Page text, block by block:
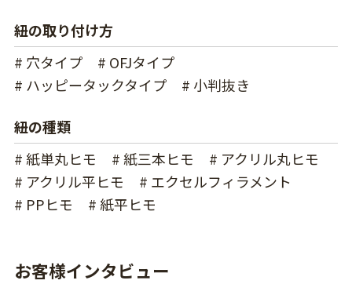
紐の取り付け方
# 穴タイプ
# OFJタイプ
# ハッピータックタイプ
# 小判抜き
紐の種類
# 紙単丸ヒモ
# 紙三本ヒモ
# アクリル丸ヒモ
# アクリル平ヒモ
# エクセルフィラメント
# PPヒモ
# 紙平ヒモ
お客様インタビュー